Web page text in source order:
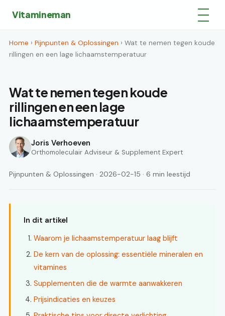
Vitamineman
Home › Pijnpunten & Oplossingen › Wat te nemen tegen koude
rillingen en een lage lichaamstemperatuur
Wat te nemen tegen koude
rillingen en een lage
lichaamstemperatuur
Joris Verhoeven
Orthomoleculair Adviseur & Supplement Expert
Pijnpunten & Oplossingen · 2026-02-15 · 6 min leestijd
In dit artikel
Waarom je lichaamstemperatuur laag blijft
De kern van de oplossing: essentiële mineralen en
vitamines
Supplementen die de warmte aanwakkeren
Prijsindicaties en keuzes